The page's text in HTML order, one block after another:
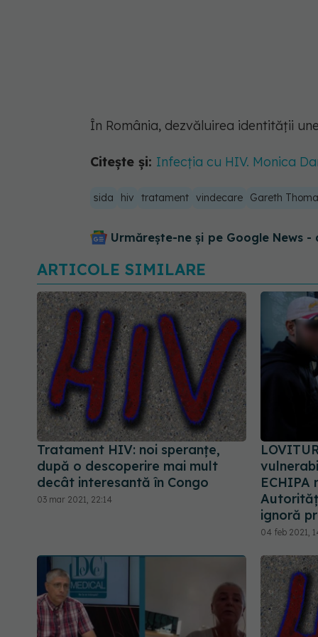
În România, dezvăluirea identității
Citește și: Infecția cu HIV. Monica
sida hiv tratament vindecare Gareth
Urmărește-ne și pe Google News -
ARTICOLE SIMILARE
Tratament HIV: noi speranțe,
după o descoperire mai mult
decât interesantă în Congo
03 mar 2021, 22:14
ECHIPA
ignoră
04 feb 2021,